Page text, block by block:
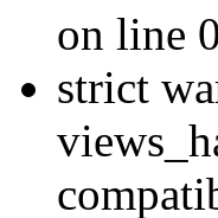
on line
strict